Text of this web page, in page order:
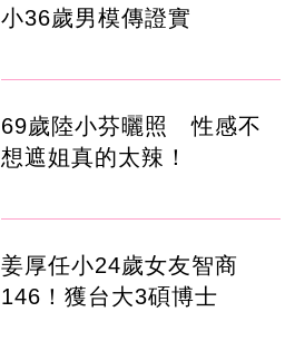
小36歲男模傳證實
69歲陸小芬曬照 性感不
想遮姐真的太辣！
姜厚任小24歲女友智商
146！獲台大3碩博士